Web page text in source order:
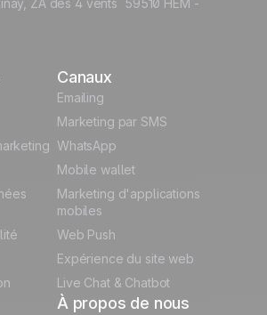
ZA des 4 vents 59510 HEM -
Canaux
Emailing
Marketing par SMS
WhatsApp
Mobile wallet
Marketing d'applications
mobiles
Web Push
Expérience du site web
Live Chat & Chatbot
À propos de nous